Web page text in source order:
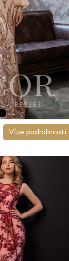
Více podrobností